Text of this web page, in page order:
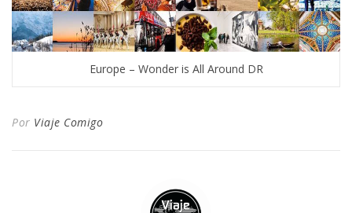
Europe – Wonder is All Around DR
Por Viaje Comigo